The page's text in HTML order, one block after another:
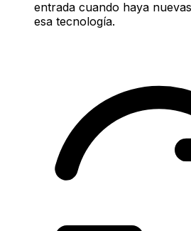
entrada cuando haya
esa tecnología.